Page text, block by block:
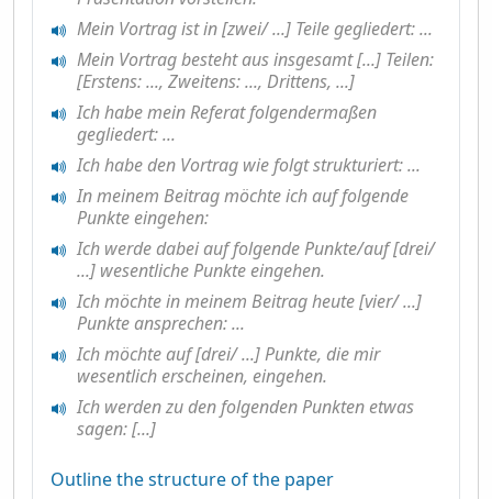
Mein Vortrag ist in [zwei/ ...] Teile gegliedert: ...
Mein Vortrag besteht aus insgesamt [...] Teilen:
[Erstens: ..., Zweitens: ..., Drittens, ...]
Ich habe mein Referat folgendermaßen
gegliedert: ...
Ich habe den Vortrag wie folgt strukturiert: ...
In meinem Beitrag möchte ich auf folgende
Punkte eingehen:
Ich werde dabei auf folgende Punkte/auf [drei/
...] wesentliche Punkte eingehen.
Ich möchte in meinem Beitrag heute [vier/ ...]
Punkte ansprechen: ...
Ich möchte auf [drei/ ...] Punkte, die mir
wesentlich erscheinen, eingehen.
Ich werden zu den folgenden Punkten etwas
sagen: [...]
Outline the structure of the paper